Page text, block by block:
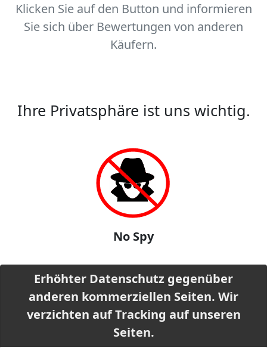
Klicken Sie auf den Button und informieren
Sie sich über Bewertungen von anderen
Käufern.
Ihre Privatsphäre ist uns wichtig.
No Spy
Erhöhter Datenschutz gegenüber
anderen kommerziellen Seiten. Wir
verzichten auf Tracking auf unseren
Seiten.